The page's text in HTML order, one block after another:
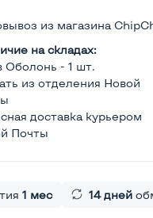
из магазина
на складах:
Оболонь - 1 шт.
из отделения Новой
доставка курьером
Почты
1 мес 14 дней